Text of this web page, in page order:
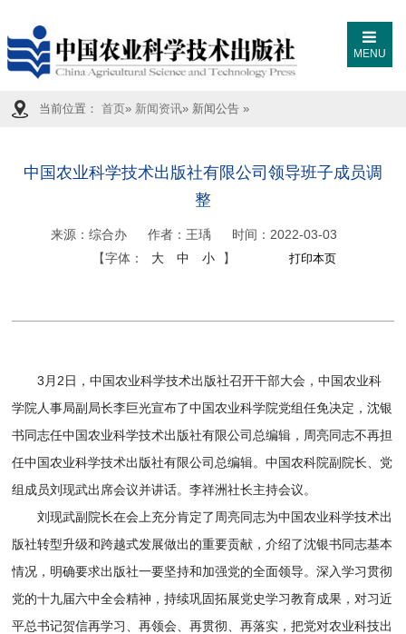
MENU
当前位置：首页» 新闻资讯» 新闻公告 »
中国农业科学技术出版社有限公司领导班子成员调
整
来源： 综合办 作者：王瑀 时间： 2022-03-03
【字体：
大 中 小 】
3月2日，中国农业科学技术出版社召开干部大会，中国农业科
学院人事局副局长李巨光宣布了中国农业科学院党组任免决定，沈银
书同志任中国农业科学技术出版社有限公司总编辑，周亮同志不再担
任中国农业科学技术出版社有限公司总编辑。中国农科院副院长、党
组成员刘现武出席会议并讲话。李祥洲社长主持会议。
刘现武副院长在会上充分肯定了周亮同志为中国农业科学技术出
版社转型升级和跨越式发展做出的重要贡献，介绍了沈银书同志基本
情况，明确要求出版社一要坚持和加强党的全面领导。深入学习贯彻
党的十九届六中全会精神，持续巩固拓展党史学习教育成果，对习近
平总书记贺信再学习、再领会、再贯彻、再落实，把党对农业科技出